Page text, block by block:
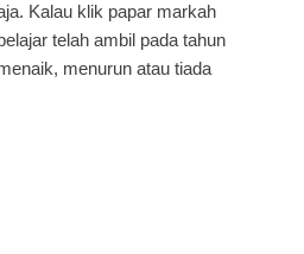
Kalau klik papar markah
telah ambil pada tahun
menurun atau tiada